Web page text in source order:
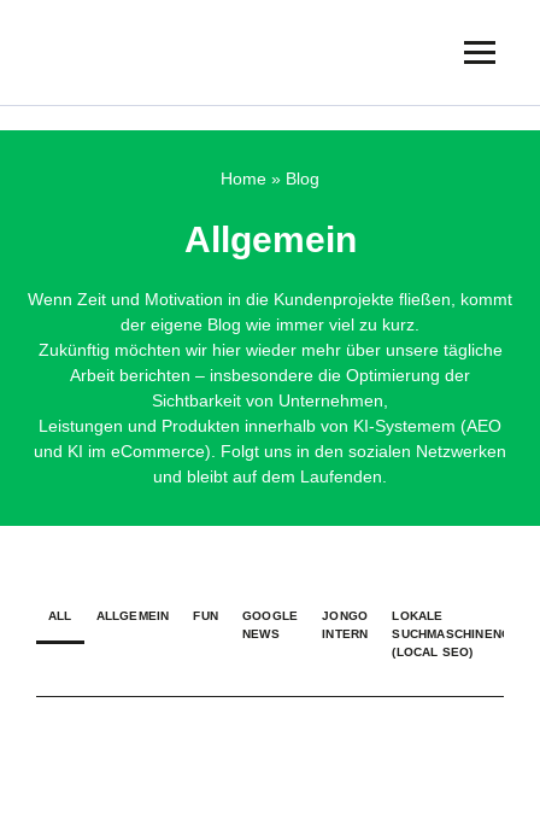
Marketing
Home » Blog
Allgemein
Wenn Zeit und Motivation in die Kundenprojekte fließen, kommt
der eigene Blog wie immer viel zu kurz.
Zukünftig möchten wir hier wieder mehr über unsere tägliche
Arbeit berichten – insbesondere die Optimierung der
Sichtbarkeit von Unternehmen,
Leistungen und Produkten innerhalb von KI-Systemem (AEO
und KI im eCommerce). Folgt uns in den sozialen Netzwerken
und bleibt auf dem Laufenden.
ALL ALLGEMEIN FUN
GOOGLE
NEWS
JONGO
INTERN
LOKALE
(LOCAL SEO)